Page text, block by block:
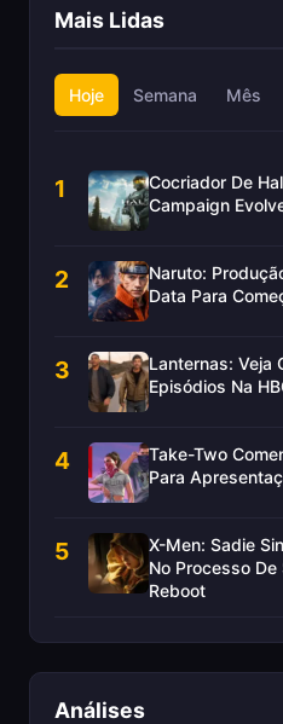
Mais Lidas
Hoje Semana Mês
1
Cocriador De
Campaign
2
Naruto:
Data Para
3
Lanternas: Veja
Episódios Na
4
Take-Two
Para
5
X-Men: Sadie
No Processo De
Reboot
Análises